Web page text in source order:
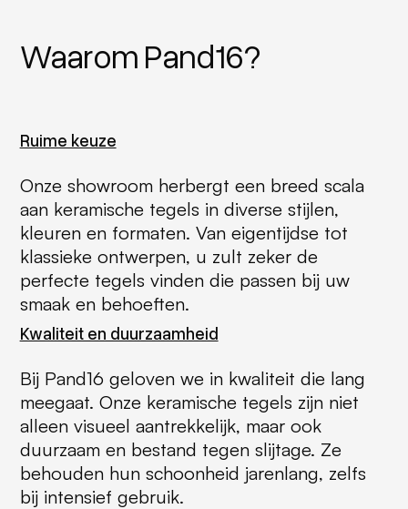
Waarom Pand16?
Ruime keuze
Onze showroom herbergt een breed scala
aan keramische tegels in diverse stijlen,
kleuren en formaten. Van eigentijdse tot
klassieke ontwerpen, u zult zeker de
perfecte tegels vinden die passen bij uw
smaak en behoeften.
Kwaliteit en duurzaamheid
Bij Pand16 geloven we in kwaliteit die lang
meegaat. Onze keramische tegels zijn niet
alleen visueel aantrekkelijk, maar ook
duurzaam en bestand tegen slijtage. Ze
behouden hun schoonheid jarenlang, zelfs
bij intensief gebruik.